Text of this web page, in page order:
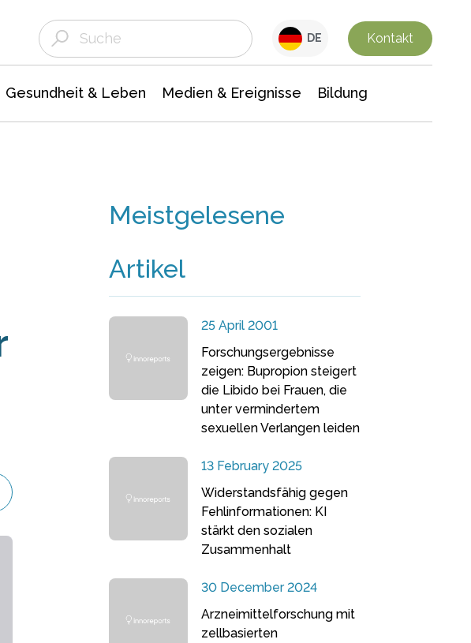
DE Kontakt
Gesundheit & Leben Medien & Ereignisse Bildung
Meistgelesene
Artikel
25 April 2001
Forschungsergebnisse
zeigen: Bupropion steigert
die Libido bei Frauen, die
unter vermindertem
sexuellen Verlangen leiden
13 February 2025
Widerstandsfähig gegen
Fehlinformationen: KI
stärkt den sozialen
Zusammenhalt
30 December 2024
Arzneimittelforschung mit
zellbasierten